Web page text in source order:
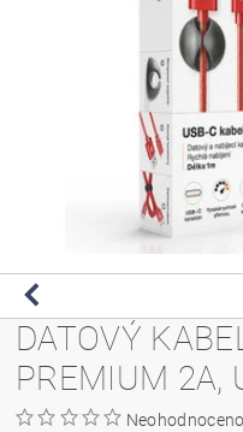
DATOVÝ
PREMIUM 2A,
Neohodnoceno